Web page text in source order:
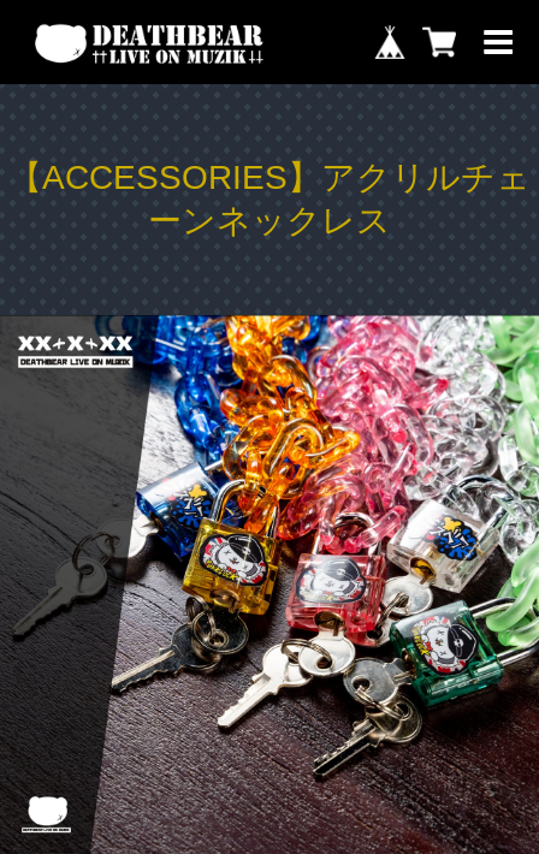
【ACCESSORIES】アクリルチェ
ーンネックレス